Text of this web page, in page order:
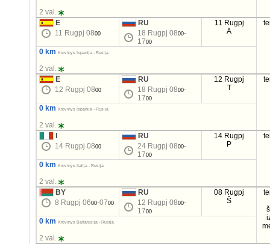
2 val.
E
11 Rugpj 0800
RU
18 Rugpj 0800-
1700
11 Rugpj
A
0 km Krovinys Ispanija - Rusija
2 val.
E
12 Rugpj 0800
RU
18 Rugpj 0800-
1700
12 Rugpj
T
0 km Krovinys Ispanija - Rusija
2 val.
14 Rugpj 0800
RU
24 Rugpj 0800-
1700
14 Rugpj
P
0 km Krovinys Italija - Rusija
2 val.
BY
8 Rugpj 0600-0700
RU
12 Rugpj 0800-
1700
08 Rugpj
Š
0 km Krovinys Baltarusija - Rusija
2 val.